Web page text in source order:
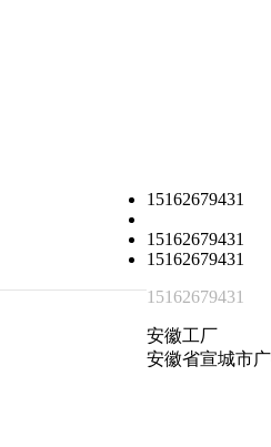
15162679431
15162679431
15162679431
15162679431
安徽工厂
安徽省宣城市